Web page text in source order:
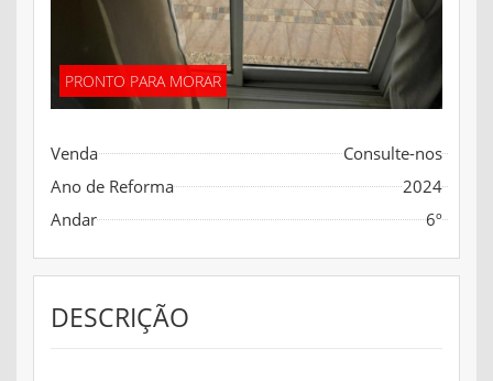
PRONTO PARA MORAR
Venda
Consulte-nos
Ano de Reforma
2024
Andar
6º
DESCRIÇÃO